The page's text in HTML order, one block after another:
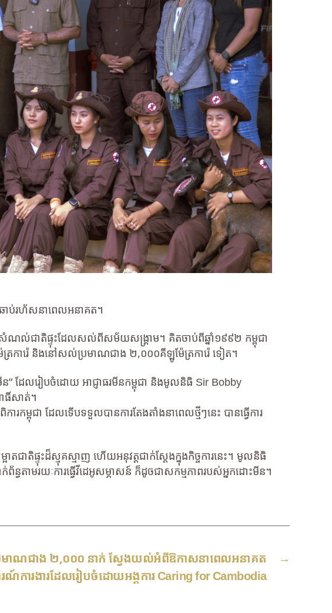
ឆាប់រហ័សនាពេលអនាគត។
ណល់ជាតិផ្ទុះដែលសល់ពីសម័យសង្គ្រាម។ គិតចាប់ពីឆ្នាំ១៩៩២ កម្ពុជា
ត្រការ៉េ និងនៅសល់ប្រមាណជាង ២,០០០គីឡូម៉ែត្រការ៉េ ទៀត។
ន” ដែលរៀបចំដោយ អាជ្ញាធរមីនកម្ពុជា និងមូលនិធិ Sir Bobby
ធិ៍សាត់។
កម្ពុជា ដែលទើបទទួលបានការតែងតាំងនាពេលថ្មីៗនេះ បានធ្វើការ
ផ្ទុះដ៏ស្មុគស្មាញ ហើយអនុវត្តជាក់ស្ដែងក្នុងកិច្ចការនេះ។ មូលនិធិ
ធតាមរយៈការធ្វើវីដេអូសម្ភាសន៍ ក៏ដូចជាសកម្មភាពរបស់អ្នកដោះមីន។
→
ាណជាង ២,០០០ នាក់ ស្វែងយល់អំពីឱកាសនាពេលអនាគត
ការងារដែលរៀបចំដោយអង្គការ Caring for Cambodia